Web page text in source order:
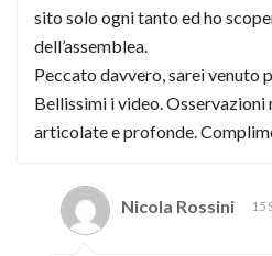
sito solo ogni tanto ed ho
dell’assemblea.
Peccato davvero, sarei venuto
Bellissimi i video.
articolate e profonde.
Nicola Rossini 15